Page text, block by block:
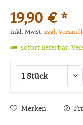
19,90 € *
inkl. MwSt. zzgl.
sofort lieferbar,
Merken